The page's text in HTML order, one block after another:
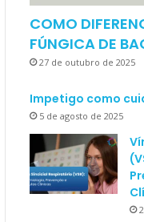
COMO
FÚNGICA DE
27 de outubro de 2025
Impetigo como
5 de agosto de 2025